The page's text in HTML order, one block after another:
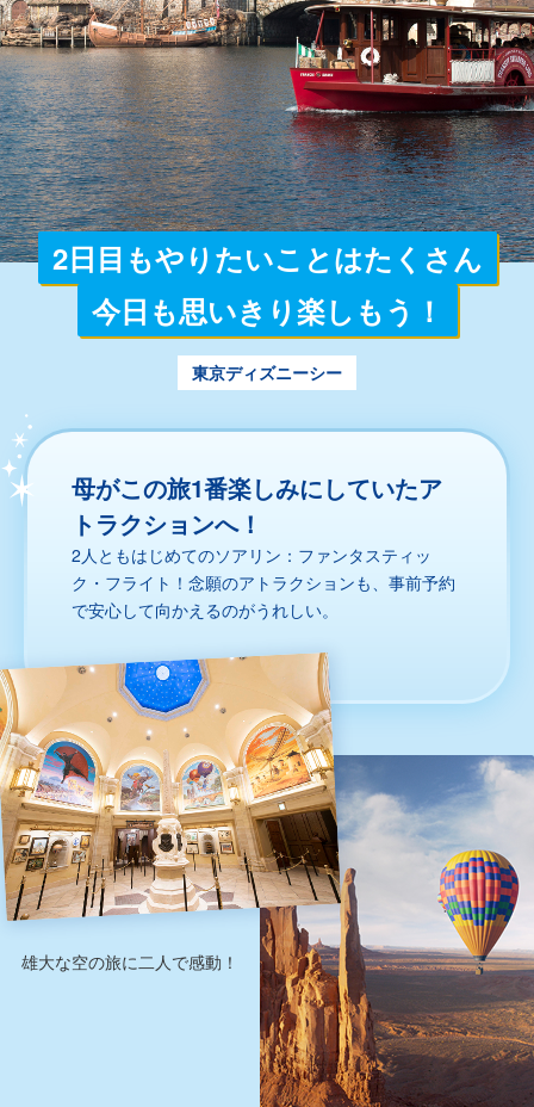
2日目もやりたいことはたくさん
今日も思いきり楽しもう！
東京ディズニーシー
母がこの旅1番楽しみにしていたア
トラクションへ！
2人ともはじめてのソアリン：ファンタスティッ
ク・フライト！念願のアトラクションも、事前予約
で安心して向かえるのがうれしい。
雄大な空の旅に二人で感動！